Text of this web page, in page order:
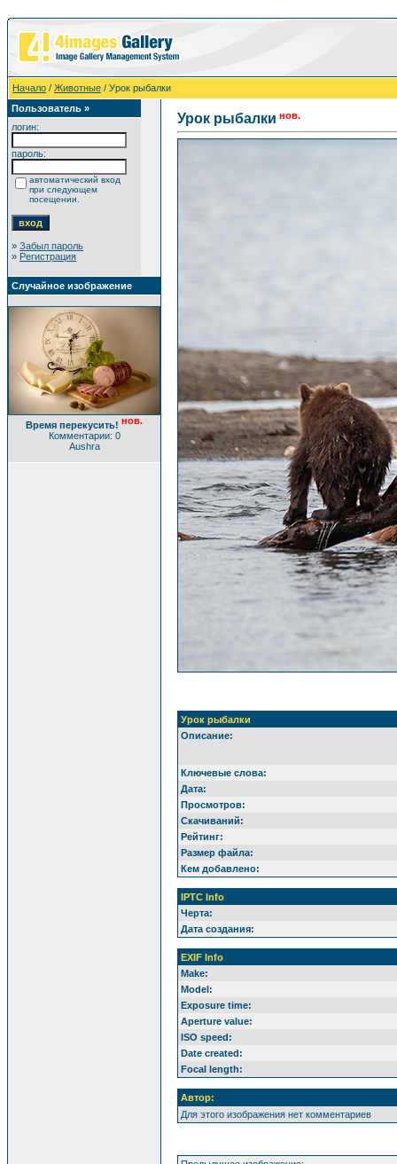
Начало / Животные / Урок рыбалки
Пользователь »
логин:
пароль:
автоматический вход
при следующем
посещении.
» Забыл пароль
» Регистрация
Случайное изображение
Время перекусить! нов.
Комментарии: 0
Aushra
Урок рыбалки нов.
Урок рыбалки
Описание:
Ключевые слова:
Дата:
Просмотров:
Скачиваний:
Рейтинг:
Размер файла:
Кем добавлено:
IPTC Info
Черта:
Дата создания:
EXIF Info
Make:
Model:
Exposure time:
Aperture value:
ISO speed:
Date created:
Focal length:
Автор:
Для этого изображения нет комментариев